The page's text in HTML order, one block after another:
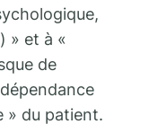
» et à «
de
» du patient.